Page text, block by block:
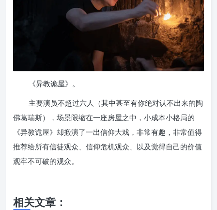
《异教诡屋》。
主要演员不超过六人（其中甚至有你绝对认不出来的陶
佛葛瑞斯），场景限缩在一座房屋之中，小成本小格局的
《异教诡屋》却搬演了一出信仰大戏，非常有趣，非常值得
推荐给所有信徒观众、信仰危机观众、以及觉得自己的价值
观牢不可破的观众。
相关文章：